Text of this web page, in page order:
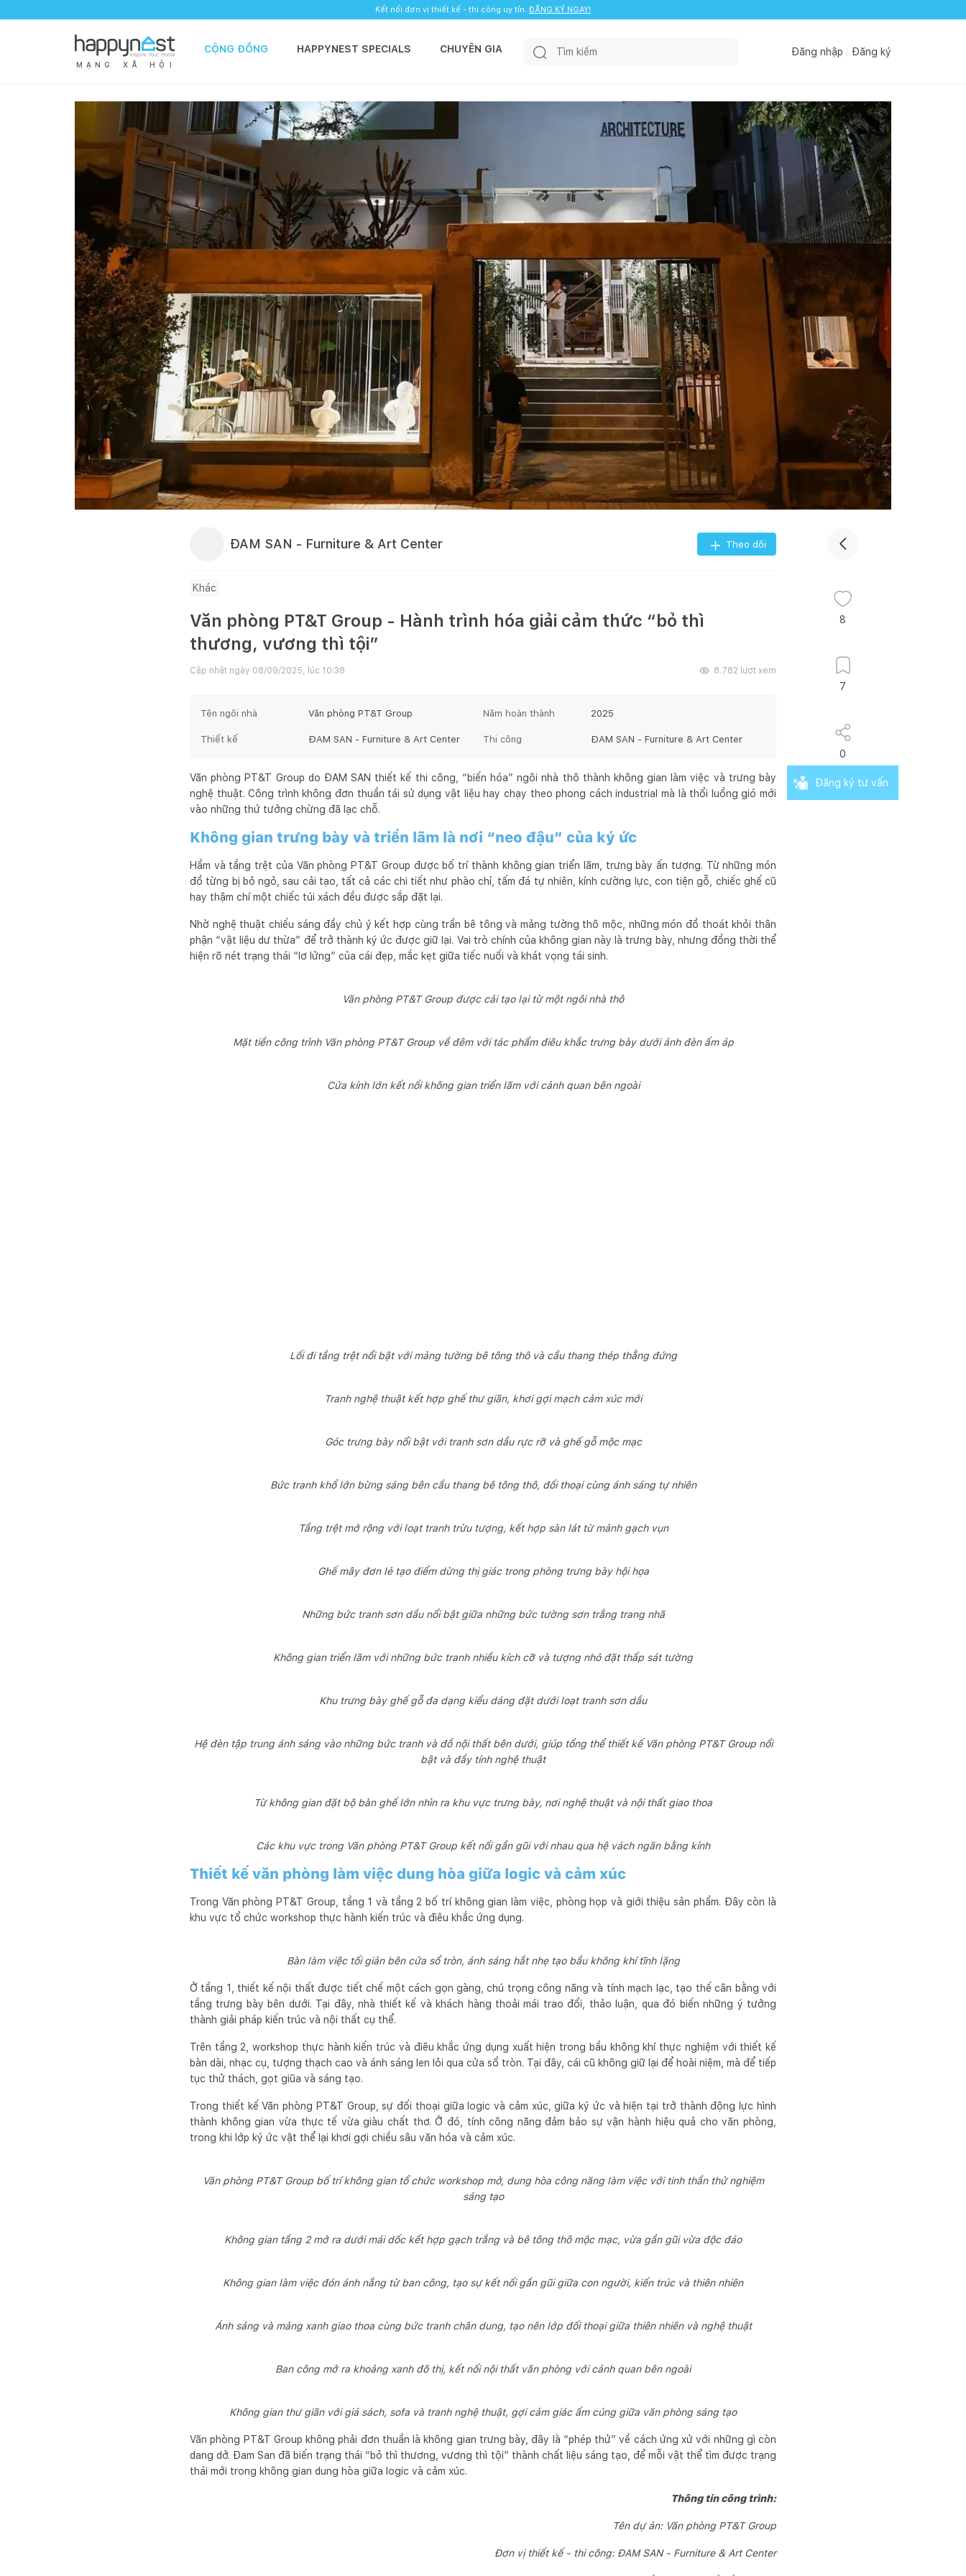
Kết nối đơn vị thiết kế - thi công uy tín. ĐĂNG KÝ NGAY!
M Ạ N G X Ã H Ộ I
CỘNG ĐỒNG HAPPYNEST SPECIALS CHUYÊN GIA Đăng nhập Đăng ký
ĐAM SAN - Furniture & Art Center Theo dõi
Khác
Văn phòng PT&T Group - Hành trình hóa giải cảm thức “bỏ thì
thương, vương thì tội”
Cập nhật ngày 08/09/2025, lúc 10:38 8.782 lượt xem
Tên ngôi nhà Văn phòng PT&T Group Năm hoàn thành 2025
Thiết kế ĐAM SAN - Furniture & Art Center Thi công ĐAM SAN - Furniture & Art Center
Văn phòng PT&T Group do ĐAM SAN thiết kế thi công, “biến hóa” ngôi nhà thô thành không gian làm việc và trưng bày
nghệ thuật. Công trình không đơn thuần tái sử dụng vật liệu hay chạy theo phong cách industrial mà là thổi luồng gió mới
vào những thứ tưởng chừng đã lạc chỗ.
Không gian trưng bày và triển lãm là nơi “neo đậu” của ký ức
Hầm và tầng trệt của Văn phòng PT&T Group được bố trí thành không gian triển lãm, trưng bày ấn tượng. Từ những món
đồ từng bị bỏ ngỏ, sau cải tạo, tất cả các chi tiết như phào chỉ, tấm đá tự nhiên, kính cường lực, con tiện gỗ, chiếc ghế cũ
hay thậm chí một chiếc túi xách đều được sắp đặt lại.
Nhờ nghệ thuật chiếu sáng đầy chủ ý kết hợp cùng trần bê tông và mảng tường thô mộc, những món đồ thoát khỏi thân
phận “vật liệu dư thừa” để trở thành ký ức được giữ lại. Vai trò chính của không gian này là trưng bày, nhưng đồng thời thể
hiện rõ nét trạng thái “lơ lửng” của cái đẹp, mắc kẹt giữa tiếc nuối và khát vọng tái sinh.
Văn phòng PT&T Group được cải tạo lại từ một ngôi nhà thô
Mặt tiền công trình Văn phòng PT&T Group về đêm với tác phẩm điêu khắc trưng bày dưới ánh đèn ấm áp
Cửa kính lớn kết nối không gian triển lãm với cảnh quan bên ngoài
Lối đi tầng trệt nổi bật với mảng tường bê tông thô và cầu thang thép thẳng đứng
Tranh nghệ thuật kết hợp ghế thư giãn, khơi gợi mạch cảm xúc mới
Góc trưng bày nổi bật với tranh sơn dầu rực rỡ và ghế gỗ mộc mạc
Bức tranh khổ lớn bừng sáng bên cầu thang bê tông thô, đối thoại cùng ánh sáng tự nhiên
Tầng trệt mở rộng với loạt tranh trừu tượng, kết hợp sàn lát từ mảnh gạch vụn
Ghế mây đơn lẻ tạo điểm dừng thị giác trong phòng trưng bày hội họa
Những bức tranh sơn dầu nổi bật giữa những bức tường sơn trắng trang nhã
Không gian triển lãm với những bức tranh nhiều kích cỡ và tượng nhỏ đặt thấp sát tường
Khu trưng bày ghế gỗ đa dạng kiểu dáng đặt dưới loạt tranh sơn dầu
Hệ đèn tập trung ánh sáng vào những bức tranh và đồ nội thất bên dưới, giúp tổng thể thiết kế Văn phòng PT&T Group nổi
bật và đầy tính nghệ thuật
Từ không gian đặt bộ bàn ghế lớn nhìn ra khu vực trưng bày, nơi nghệ thuật và nội thất giao thoa
Các khu vực trong Văn phòng PT&T Group kết nối gần gũi với nhau qua hệ vách ngăn bằng kính
Thiết kế văn phòng làm việc dung hòa giữa logic và cảm xúc
Trong Văn phòng PT&T Group, tầng 1 và tầng 2 bố trí không gian làm việc, phòng họp và giới thiệu sản phẩm. Đây còn là
khu vực tổ chức workshop thực hành kiến trúc và điêu khắc ứng dụng.
Bàn làm việc tối giản bên cửa sổ tròn, ánh sáng hắt nhẹ tạo bầu không khí tĩnh lặng
Ở tầng 1, thiết kế nội thất được tiết chế một cách gọn gàng, chú trọng công năng và tính mạch lạc, tạo thế cân bằng với
tầng trưng bày bên dưới. Tại đây, nhà thiết kế và khách hàng thoải mái trao đổi, thảo luận, qua đó biến những ý tưởng
thành giải pháp kiến trúc và nội thất cụ thể.
Trên tầng 2, workshop thực hành kiến trúc và điêu khắc ứng dụng xuất hiện trong bầu không khí thực nghiệm với thiết kế
bàn dài, nhạc cụ, tượng thạch cao và ánh sáng len lỏi qua cửa sổ tròn. Tại đây, cái cũ không giữ lại để hoài niệm, mà để tiếp
tục thử thách, gọt giũa và sáng tạo.
Trong thiết kế Văn phòng PT&T Group, sự đối thoại giữa logic và cảm xúc, giữa ký ức và hiện tại trở thành động lực hình
thành không gian vừa thực tế vừa giàu chất thơ. Ở đó, tính công năng đảm bảo sự vận hành hiệu quả cho văn phòng,
trong khi lớp ký ức vật thể lại khơi gợi chiều sâu văn hóa và cảm xúc.
Văn phòng PT&T Group bố trí không gian tổ chức workshop mở, dung hòa công năng làm việc với tinh thần thử nghiệm
sáng tạo
Không gian tầng 2 mở ra dưới mái dốc kết hợp gạch trắng và bê tông thô mộc mạc, vừa gần gũi vừa độc đáo
Không gian làm việc đón ánh nắng từ ban công, tạo sự kết nối gần gũi giữa con người, kiến trúc và thiên nhiên
Ánh sáng và mảng xanh giao thoa cùng bức tranh chân dung, tạo nên lớp đối thoại giữa thiên nhiên và nghệ thuật
Ban công mở ra khoảng xanh đô thị, kết nối nội thất văn phòng với cảnh quan bên ngoài
Không gian thư giãn với giá sách, sofa và tranh nghệ thuật, gợi cảm giác ấm cúng giữa văn phòng sáng tạo
Văn phòng PT&T Group không phải đơn thuần là không gian trưng bày, đây là “phép thử” về cách ứng xử với những gì còn
dang dở. Đam San đã biến trạng thái “bỏ thì thương, vương thì tội” thành chất liệu sáng tạo, để mỗi vật thể tìm được trạng
thái mới trong không gian dung hòa giữa logic và cảm xúc.
Thông tin công trình:
Tên dự án: Văn phòng PT&T Group
Đơn vị thiết kế - thi công: ĐAM SAN - Furniture & Art Center
8
7
0
Đăng ký tư vấn